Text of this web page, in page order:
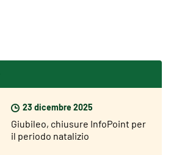
23 dicembre 2025
Giubileo, chiusure InfoPoint per
il periodo natalizio